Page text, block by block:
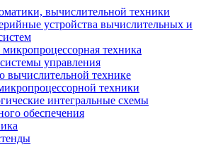
вычислительной техники
устройства вычислительных и
техника
управления
вычислительной технике
техники
интегральные схемы
обеспечения